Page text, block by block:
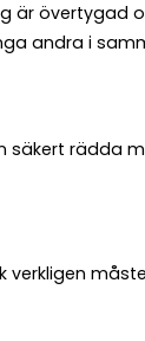
är övertygad
andra i
säkert rädda
verkligen